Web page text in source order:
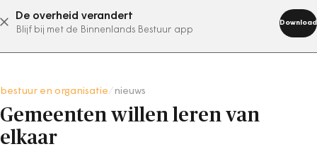
De overheid verandert
Blijf bij met de Binnenlands Bestuur app
Download
abonneer nu
bestuur en organisatie nieuws
Gemeenten willen leren van
elkaar